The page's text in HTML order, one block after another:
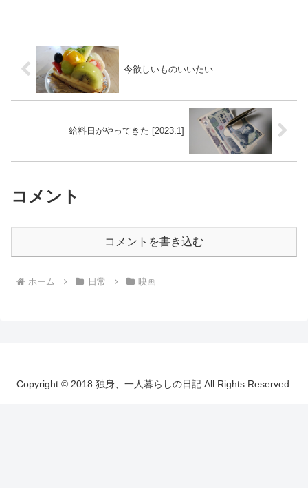
今欲しいものいいたい
給料日がやってきた [2023.1]
コメント
コメントを書き込む
ホーム 日常 映画
Copyright © 2018 独身、一人暮らしの日記 All Rights Reserved.